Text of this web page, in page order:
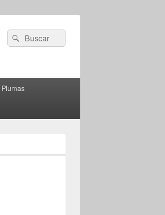
Buscar
por:
Buscar
Plumas